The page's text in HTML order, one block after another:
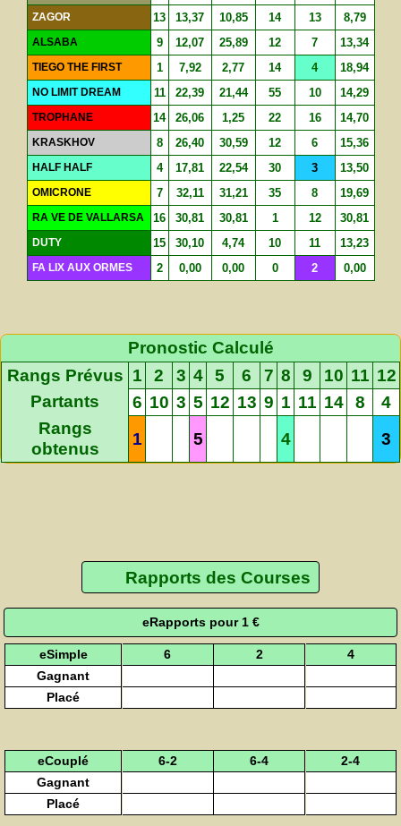
ZAGOR 13 13,37 10,85 14 13 8,79
ALSABA 9 12,07 25,89 12 7 13,34
TIEGO THE FIRST 1 7,92 2,77 14 4 18,94
NO LIMIT DREAM 11 22,39 21,44 55 10 14,29
TROPHANE 14 26,06 1,25 22 16 14,70
KRASKHOV 8 26,40 30,59 12 6 15,36
HALF HALF 4 17,81 22,54 30 3 13,50
OMICRONE 7 32,11 31,21 35 8 19,69
RA VE DE VALLARSA 16 30,81 30,81 1 12 30,81
DUTY 15 30,10 4,74 10 11 13,23
FA LIX AUX ORMES 2 0,00 0,00 0 2 0,00
Pronostic Calculé
Rangs Prévus 1 2 3 4 5 6 7 8 9 10 11 12
Partants
6 10 3 5 12 13 9 1 11 14 8
4
Rangs
obtenus
1 5 4 3
Rapports des Courses
eRapports pour 1 €
eSimple 6 2
4
Gagnant
Placé
eCouplé 6-2 6-4
2-4
Gagnant
Placé